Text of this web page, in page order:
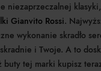
niezaprzeczalnej klasyki,
Gianvito Rossi.
wykonanie skradło
i Twoje. A to
buty tej marki kupisz